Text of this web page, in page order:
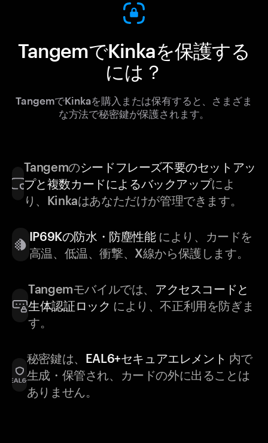
TangemでKinkaを保護する
には？
TangemでKinkaを購入または保有すると、さまざま
な方法で秘密鍵が保護されます。
Tangemのシードフレーズ不要のセットアッ
プと複数カードによるバックアップによ
り、Kinkaはあなただけが管理できます。
IP69Kの防水・防塵性能により、カードを
高温、低温、衝撃、X線から保護します。
Tangemモバイルでは、 アクセスコードと
生体認証ロック により、不正利用を防ぎま
す。
秘密鍵は、 EAL6+セキュアエレメント 内で
生成・保管され、カードの外に出ることは
ありません。